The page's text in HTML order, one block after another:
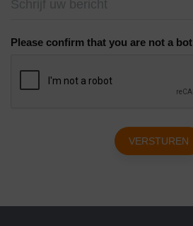
Please confirm that you are not a bot
VERSTUREN